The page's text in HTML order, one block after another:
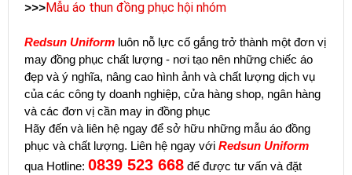
>>>Mẫu áo thun đồng phục hội nhóm
Redsun Uniform luôn nỗ lực cố gắng trở thành một đơn vị
may đồng phục chất lượng - nơi tạo nên những chiếc áo
đẹp và ý nghĩa, nâng cao hình ảnh và chất lượng dịch vụ
của các công ty doanh nghiệp, cửa hàng shop, ngân hàng
và các đơn vị cần may in đồng phục
Hãy đến và liên hệ ngay để sở hữu những mẫu áo đồng
phục và chất lượng. Liên hệ ngay với Redsun Uniform
qua Hotline: 0839 523 668 để được tư vấn và đặt